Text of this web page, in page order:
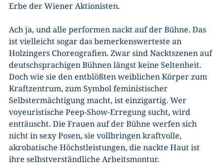
Erbe der Wiener Aktionisten.
Ach ja, und alle performen nackt auf der Bühne. Das
ist vielleicht sogar das bemerkenswerteste an
Holzingers Choreografien. Zwar sind Nacktszenen auf
deutschsprachigen Bühnen längst keine Seltenheit.
Doch wie sie den entblößten weiblichen Körper zum
Kraftzentrum, zum Symbol feministischer
Selbstermächtigung macht, ist einzigartig. Wer
voyeuristische Peep-Show-Erregung sucht, wird
enttäuscht. Die Frauen auf der Bühne werfen sich
nicht in sexy Posen, sie vollbringen kraftvolle,
akrobatische Höchstleistungen, die nackte Haut ist
ihre selbstverständliche Arbeitsmontur.